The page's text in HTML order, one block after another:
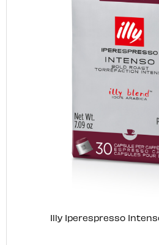
Illy Iperespresso